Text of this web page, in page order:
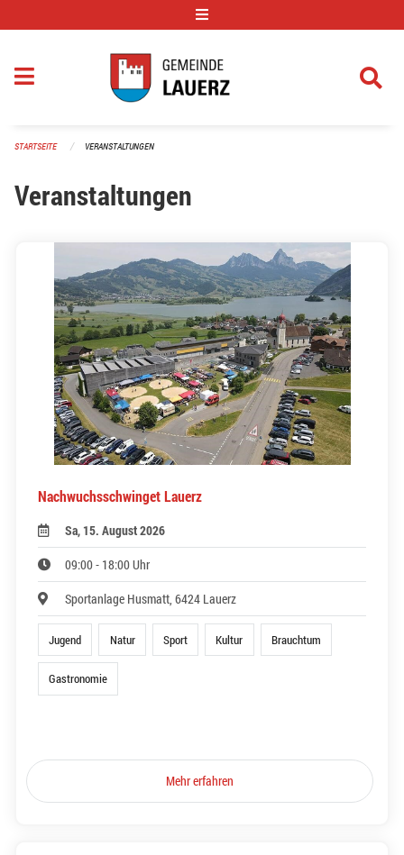
STARTSEITE VERANSTALTUNGEN
Veranstaltungen
Nachwuchsschwinget Lauerz
Sa, 15. August 2026
09:00 - 18:00 Uhr
Sportanlage Husmatt, 6424 Lauerz
Jugend Natur Sport Kultur Brauchtum
Gastronomie
Mehr erfahren